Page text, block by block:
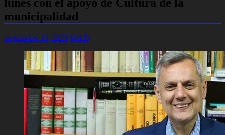
municipalidad
septiembre 13, 2025 MAD